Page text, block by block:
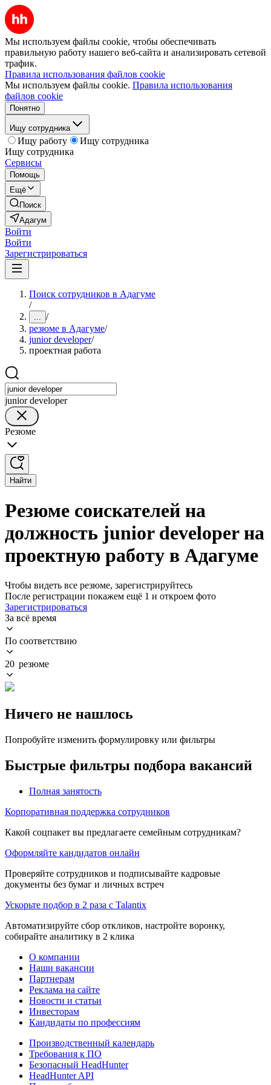
Мы используем файлы cookie, чтобы обеспечивать
правильную работу нашего веб-сайта и анализировать сетевой
трафик.
Правила использования файлов cookie
Мы используем файлы cookie. Правила использования
файлов cookie
Понятно
Ищу сотрудника
Ищу работу
Ищу сотрудника
Ищу сотрудника
Сервисы
Помощь
Ещё
Поиск
Адагум
Войти
Войти
Зарегистрироваться
Поиск сотрудников в Адагуме
/
... /
резюме в Адагуме/
junior developer/
проектная работа
junior developer
Резюме
Найти
Резюме соискателей на
должность junior developer на
проектную работу в Адагуме
Чтобы видеть все резюме, зарегистрируйтесь
После регистрации покажем ещё 1 и откроем фото
Зарегистрироваться
За всё время
По соответствию
20 резюме
Ничего не нашлось
Попробуйте изменить формулировку или фильтры
Быстрые фильтры подбора вакансий
Полная занятость
Корпоративная поддержка сотрудников
Какой соцпакет вы предлагаете семейным сотрудникам?
Оформляйте кандидатов онлайн
Проверяйте сотрудников и подписывайте кадровые
документы без бумаг и личных встреч
Ускорьте подбор в 2 раза с Talantix
Автоматизируйте сбор откликов, настройте воронку,
собирайте аналитику в 2 клика
О компании
Наши вакансии
Партнерам
Реклама на сайте
Новости и статьи
Инвесторам
Кандидаты по профессиям
Производственный календарь
Требования к ПО
Безопасный HeadHunter
HeadHunter API